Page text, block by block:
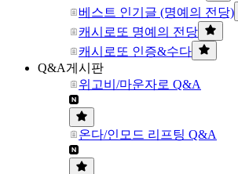
베스트 인기글 (명예의 전당)
캐시로또 명예의 전당
캐시로또 인증&수다
Q&A게시판
위고비/마운자로 Q&A
온다/인모드 리프팅 Q&A